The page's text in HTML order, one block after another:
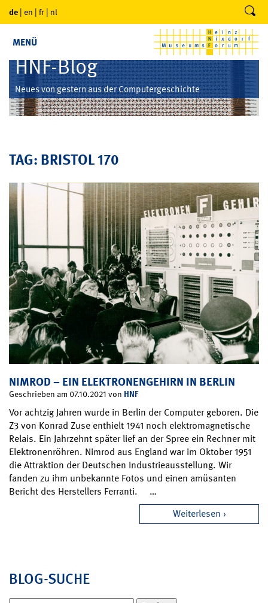
de | en | fr | nl
MENÜ
HNF-Blog
Neues von gestern aus der Computergeschichte
TAG: BRISTOL 170
NIMROD – EIN ELEKTRONENGEHIRN IN BERLIN
Geschrieben am 07.10.2021 von HNF
Vor achtzig Jahren wurde in Berlin der Computer geboren. Die
Z3 von Konrad Zuse enthielt 1941 noch elektromagnetische
Relais. Ein Jahrzehnt später lief an der Spree ein Rechner mit
Elektronenröhren. Nimrod aus England war im Oktober 1951
die Attraktion der Deutschen Industrieausstellung. Wir
fanden zu ihm unbekannte Fotos und einen amüsanten
Bericht des Herstellers Ferranti. …
Weiterlesen
BLOG-SUCHE